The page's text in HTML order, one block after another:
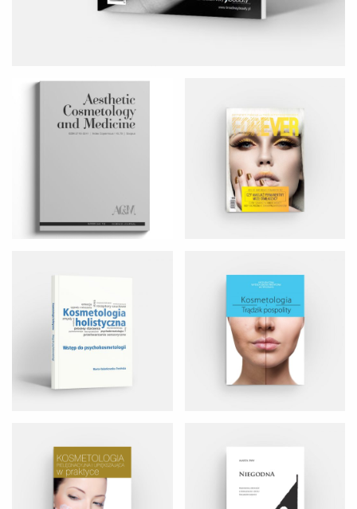
KOSMETOLOGIA HOLISTYCZNA
Album fotografii mieszkańców
osiedla